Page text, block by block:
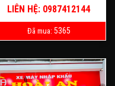
LIÊN HỆ: 0987412144
Đã mua: 5365